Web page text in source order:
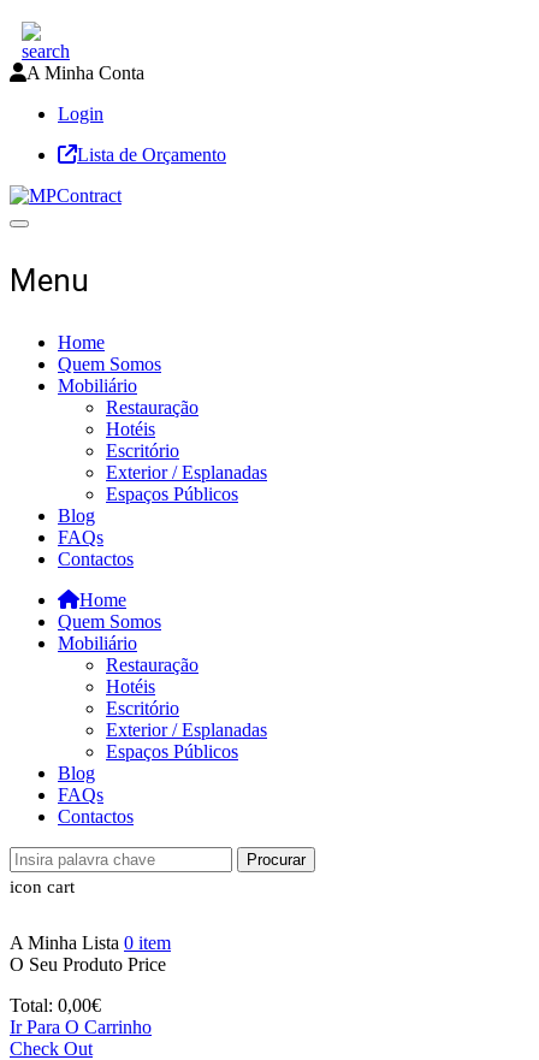
A Minha Conta
Login
Lista de Orçamento
Toggle navigation
Menu
Home
Quem Somos
Mobiliário
Restauração
Hotéis
Escritório
Exterior / Esplanadas
Espaços Públicos
Blog
FAQs
Contactos
Home
Quem Somos
Mobiliário
Restauração
Hotéis
Escritório
Exterior / Esplanadas
Espaços Públicos
Blog
FAQs
Contactos
Procurar
icon cart
A Minha Lista 0 item
O Seu Produto Price
Total: 0,00€
Ir Para O Carrinho
Check Out